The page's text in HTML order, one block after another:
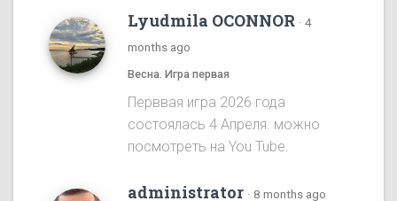
Lyudmila OCONNOR · 4
months ago
Весна. Игра первая
Перввая игра 2026 года
состоялась 4 Апреля. можно
посмотреть на You Tube.
administrator · 8 months ago